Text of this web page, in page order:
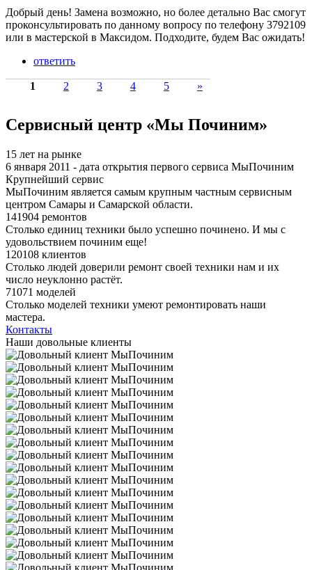
Добрый день! Замена возможно, но более детально Вас смогут
проконсультировать по данному вопросу по телефону 3792109
или в мастерской в Максидом. Подходите, будем Вас ожидать!
ответить
1 2 3 4 5 »
Сервисный центр «Мы Починим»
15 лет на рынке
6 января 2011 - дата открытия первого сервиса МыПочиним
Крупнейший сервис
МыПочиним является самым крупным частным сервисным
центром Самары и Самарской области.
141904 ремонтов
Столько единиц техники было успешно починено. И мы с
удовольствием починим еще!
120108 клиентов
Столько людей доверили ремонт своей техники нам и их
число неуклонно растёт.
71071 моделей
Столько моделей техники умеют ремонтировать наши
мастера.
Контакты
Наши довольные клиенты